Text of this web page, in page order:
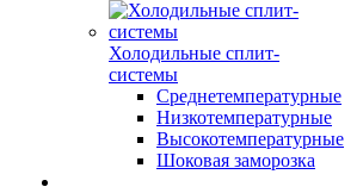
Холодильные сплит-
системы
Среднетемпературные
Низкотемпературные
Высокотемпературные
Шоковая заморозка